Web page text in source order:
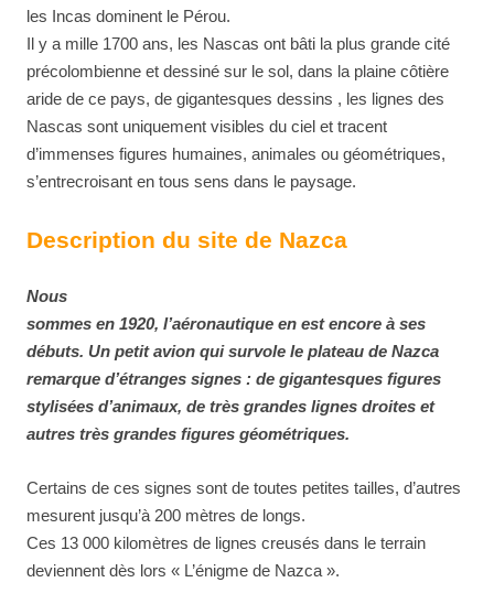
les Incas dominent le Pérou.
Il y a mille 1700 ans, les Nascas ont bâti la plus grande cité
précolombienne et dessiné sur le sol, dans la plaine côtière
aride de ce pays, de gigantesques dessins , les lignes des
Nascas sont uniquement visibles du ciel et tracent
d’immenses figures humaines, animales ou géométriques,
s’entrecroisant en tous sens dans le paysage.
Description du site de Nazca
Nous
sommes en 1920, l’aéronautique en est encore à ses
débuts. Un petit avion qui survole le plateau de Nazca
remarque d’étranges signes : de gigantesques figures
stylisées d’animaux, de très grandes lignes droites et
autres très grandes figures géométriques.
Certains de ces signes sont de toutes petites tailles, d’autres
mesurent jusqu’à 200 mètres de longs.
Ces 13 000 kilomètres de lignes creusés dans le terrain
deviennent dès lors « L’énigme de Nazca ».